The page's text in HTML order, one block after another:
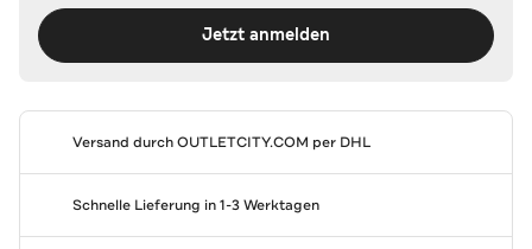
Jetzt anmelden
Versand durchOUTLETCITY.COM per DHL
Schnelle Lieferung in 1-3 Werktagen